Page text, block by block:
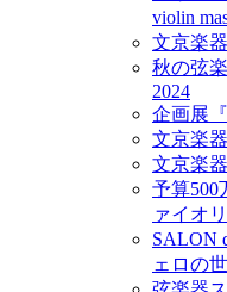
violin
文京楽
秋の弦
2024
企画展
文京楽
文京楽
予算500
ァイオ
SALON
ェロの